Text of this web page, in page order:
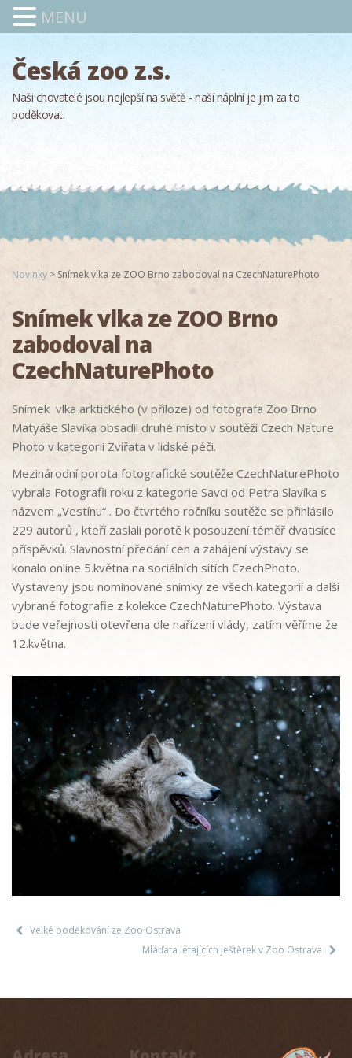
Česká zoo z.s.
Naši chovatelé jsou nejlepší na světě - naší náplní je jim za to
poděkovat.
Novinky > Snímek vlka ze ZOO Brno zabodoval na CzechNaturePhoto
Snímek vlka ze ZOO Brno
zabodoval na
CzechNaturePhoto
Snímek vlka arktického (v příloze) od fotografa Zoo Brno
Matyáše Slavíka obsadil druhé místo v soutěži Czech Nature
Photo v kategorii Zvířata v lidské péči.
Mezinárodní porota fotografické soutěže CzechNaturePhoto
vybrala Fotografii roku z kategorie Savci od Petra Slavíka s
názvem „Vestínu“ . Do čtvrtého ročníku soutěže se přihlásilo
229 autorů , kteří zaslali porotě k posouzení téměř dvatisíce
příspěvků. Slavnostní předání cen a zahájení výstavy se
konalo online 5.května na sociálních sítích CzechPhoto.
Vystaveny jsou nominované snímky ze všech kategorií a další
vybrané fotografie z kolekce CzechNaturePhoto. Výstava
bude veřejnosti otevřena dle nařízení vlády, zatím věříme že
12.května.
Velké poděkování ze Zoo Ostrava
Mláďata létajících ještěrek v Zoo Ostrava
MENU